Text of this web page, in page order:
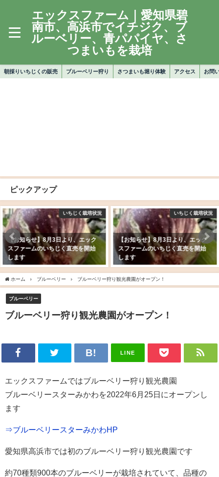
エックスファーム｜愛知県碧
南市、高浜市でイチジク、ブ
ルーベリー、青パパイヤ、さ
つまいもを栽培
朝採りいちじくの販売 ブルーベリー狩り さつまいも堀り体験 アクセス お問
ピックアップ
いちじく栽培状況
【お知らせ】8月3日より、エック
スファームのいちじく直売を開始
します
いちじく栽培状況
【お知らせ】8月3日より、エック
スファームのいちじく直売を開始
します
ホーム ブルーベリー ブルーベリー狩り観光農園がオープン！
ブルーベリー
ブルーベリー狩り観光農園がオープン！
LINE
エックスファームではブルーベリー狩り観光農園
ブルーベリースターみかわを2022年6月25日にオープンし
ます
⇒ブルーベリースターみかわHP
愛知県高浜市では初のブルーベリー狩り観光農園です
約70種類900本のブルーベリーが栽培されていて、品種の